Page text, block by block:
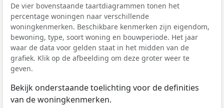
De vier bovenstaande taartdiagrammen tonen het
percentage woningen naar verschillende
woningkenmerken. Beschikbare kenmerken zijn eigendom,
bewoning, type, soort woning en bouwperiode. Het jaar
waar de data voor gelden staat in het midden van de
grafiek. Klik op de afbeelding om deze groter weer te
geven.
Bekijk onderstaande toelichting voor de definities
van de woningkenmerken.